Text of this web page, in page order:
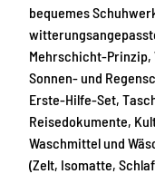
bequemes
Mehrschicht-Prinzip,
Sonnen- und
Erste-Hilfe-Set,
Reisedokumente,
Waschmittel und
(Zelt, Isomatte,